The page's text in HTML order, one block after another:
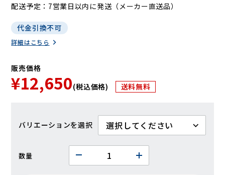
配送予定
7営業日以内に発送（メーカー直送品）
代金引換不可
詳細はこちら
販売価格
¥12,650(税込価格) 送料無料
バリエーション
数量